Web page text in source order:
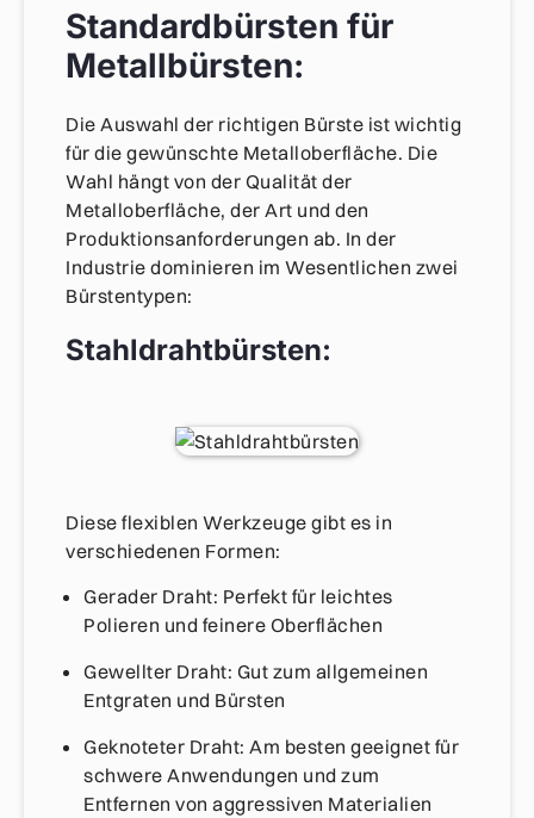
Standardbürsten für
Metallbürsten:
Die Auswahl der richtigen Bürste ist wichtig
für die gewünschte Metalloberfläche. Die
Wahl hängt von der Qualität der
Metalloberfläche, der Art und den
Produktionsanforderungen ab. In der
Industrie dominieren im Wesentlichen zwei
Bürstentypen:
Stahldrahtbürsten:
Diese flexiblen Werkzeuge gibt es in
verschiedenen Formen:
Gerader Draht: Perfekt für leichtes
Polieren und feinere Oberflächen
Gewellter Draht: Gut zum allgemeinen
Entgraten und Bürsten
Geknoteter Draht: Am besten geeignet für
schwere Anwendungen und zum
Entfernen von aggressiven Materialien